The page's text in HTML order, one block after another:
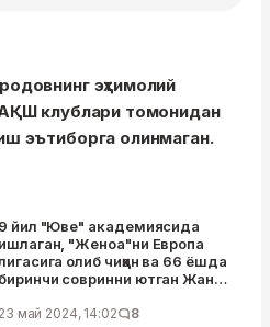
эҳтимолий
клублари томонидан
эътиборга олинмаган.
9 йил "Юве" академиясида
ишлаган, "Женоа"ни Европа
олиб чиққан ва 66 ёшда
биринчи совринни ютган Жан
23 май 2024, 14:02 8